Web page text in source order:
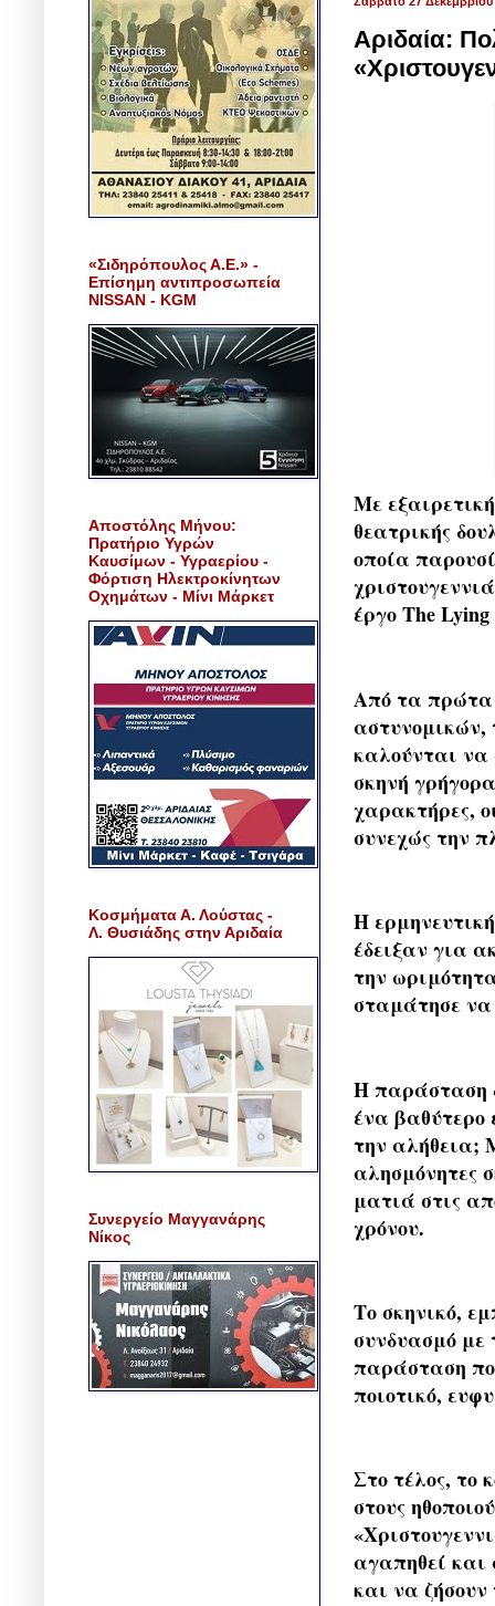
Αριδαία:
Με
θεατρικής
οποία
έργο The
Από τα πρώτα
αστυνομικών,
καλούνται να
σκηνή
χαρακτήρες,
συνεχώς την
Η
έδειξαν για
την
σταμάτησε
Η παράσταση
ένα βαθύτερο
την αλήθεια;
αλησμόνητες
ματιά στις
χρόνου.
Το σκηνικό,
συνδυασμό με
παράσταση
ποιοτικό,
Στο τέλος, το
στους
αγαπηθεί και
και να
«Σιδηρόπουλος Α.Ε.» -
Επίσημη αντιπροσωπεία
NISSAN - KGM
Αποστόλης Μήνου:
Πρατήριο Υγρών
Καυσίμων - Υγραερίου -
Φόρτιση Ηλεκτροκίνητων
Οχημάτων - Μίνι Μάρκετ
Κοσμήματα Α. Λούστας -
Λ. Θυσιάδης στην Αριδαία
Συνεργείο Μαγγανάρης
Νίκος